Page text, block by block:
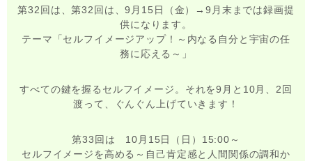
第32回は、第32回は、9月15日（金）→9月末までは録画提
供になります。
テーマ「セルフイメージアップ！～内なる自分と宇宙の任
務に応える～」
すべての鍵を握るセルフイメージ。それを9月と10月、2回
渡って、ぐんぐん上げていきます！
第33回は 10月15日（日）15:00～
セルフイメージを高める～自己肯定感と人間関係の調和か